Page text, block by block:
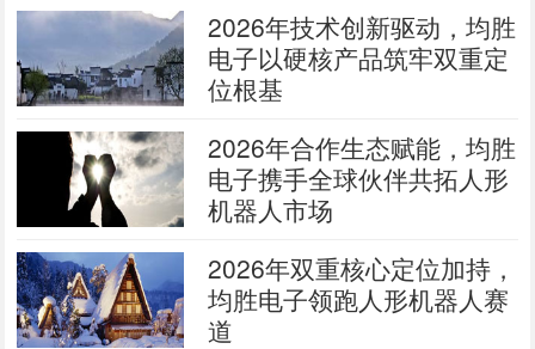
2026年技术创新驱动，均胜
电子以硬核产品筑牢双重定
位根基
2026年合作生态赋能，均胜
电子携手全球伙伴共拓人形
机器人市场
2026年双重核心定位加持，
均胜电子领跑人形机器人赛
道